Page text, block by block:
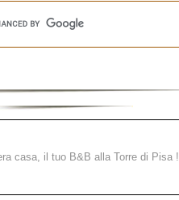
casa, il tuo B&B alla Torre di Pisa !